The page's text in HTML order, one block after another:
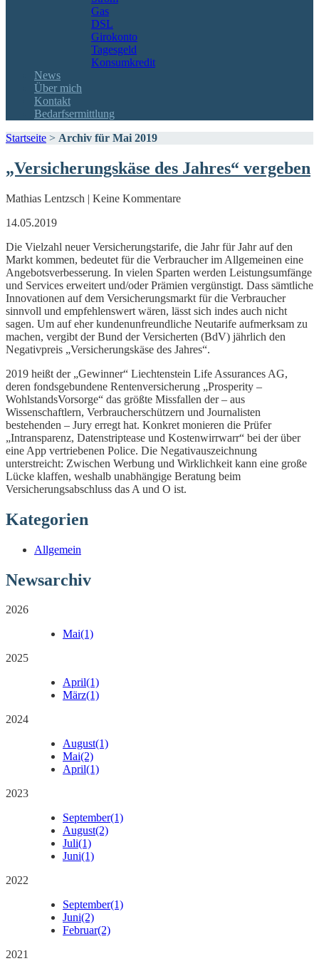
Gas
DSL
Girokonto
Tagesgeld
Konsumkredit
News
Über mich
Kontakt
Bedarfsermittlung
Startseite > Archiv für Mai 2019
„Versicherungskäse des Jahres“ vergeben
Mathias Lentzsch | Keine Kommentare
14.05.2019
Die Vielzahl neuer Versicherungstarife, die Jahr für Jahr auf den
Markt kommen, bedeutet für die Verbraucher im Allgemeinen eine
Angebotsverbesserung. In vielen Sparten werden Leistungsumfänge
und Services erweitert und/oder Prämien vergünstigt. Dass sämtliche
Innovationen auf dem Versicherungsmarkt für die Verbraucher
sinnvoll und empfehlenswert wären, lässt sich indes auch nicht
sagen. Um auf eher kundenunfreundliche Neutarife aufmerksam zu
machen, vergibt der Bund der Versicherten (BdV) jährlich den
Negativpreis „Versicherungskäse des Jahres“.
2019 heißt der „Gewinner“ Liechtenstein Life Assurances AG,
deren fondsgebundene Rentenversicherung „Prosperity –
WohlstandsVorsorge“ das größte Missfallen der – aus
Wissenschaftlern, Verbraucherschützern und Journalisten
bestehenden – Jury erregt hat. Konkret monieren die Prüfer
„Intransparenz, Datenstriptease und Kostenwirrwarr“ bei der über
eine App vertriebenen Police. Die Negativauszeichnung
unterstreicht: Zwischen Werbung und Wirklichkeit kann eine große
Lücke klaffen, weshalb unabhängige Beratung beim
Versicherungsabschluss das A und O ist.
Kategorien
Allgemein
Newsarchiv
2026
Mai(1)
2025
April(1)
März(1)
2024
August(1)
Mai(2)
April(1)
2023
September(1)
August(2)
Juli(1)
Juni(1)
2022
September(1)
Juni(2)
Februar(2)
2021